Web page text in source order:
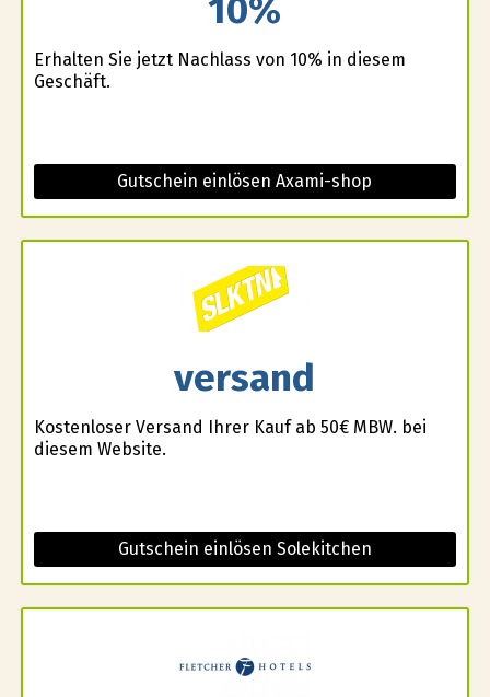
10%
Erhalten Sie jetzt Nachlass von 10% in diesem
Geschäft.
Gutschein einlösen Axami-shop
versand
Kostenloser Versand Ihrer Kauf ab 50€ MBW. bei
diesem Website.
Gutschein einlösen Solekitchen